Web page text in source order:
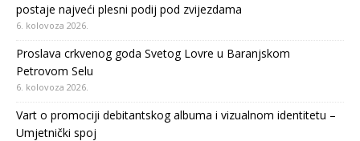
postaje najveći plesni podij pod zvijezdama
6. kolovoza 2026.
Proslava crkvenog goda Svetog Lovre u Baranjskom
Petrovom Selu
6. kolovoza 2026.
Vart o promociji debitantskog albuma i vizualnom identitetu –
Umjetnički spoj